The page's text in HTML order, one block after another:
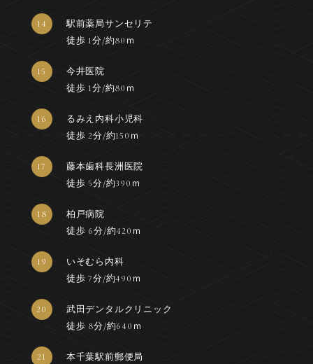
14
駅前薬局サンセリテ
徒歩 1分/約80ｍ
15
今井医院
徒歩 1分/約80ｍ
16
るみえ内科小児科
徒歩 2分/約150ｍ
17
藤本歯科長洲医院
徒歩 5分/約390ｍ
18
柏戸病院
徒歩 6分/約420ｍ
19
いそむら内科
徒歩 7分/約490ｍ
20
武田デンタルクリニック
徒歩 8分/約640ｍ
21
本千葉駅前郵便局